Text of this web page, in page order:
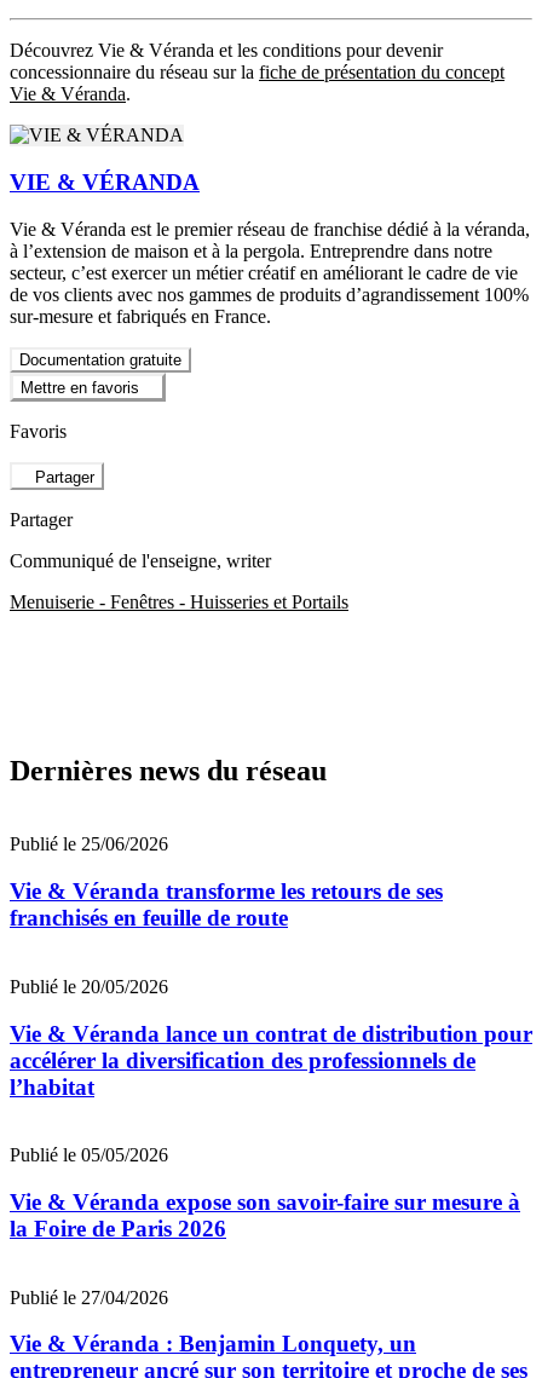
Découvrez Vie & Véranda et les conditions pour devenir
concessionnaire du réseau sur la fiche de présentation du concept
Vie & Véranda.
VIE & VÉRANDA
Vie & Véranda est le premier réseau de franchise dédié à la véranda,
à l’extension de maison et à la pergola. Entreprendre dans notre
secteur, c’est exercer un métier créatif en améliorant le cadre de vie
de vos clients avec nos gammes de produits d’agrandissement 100%
sur-mesure et fabriqués en France.
Documentation gratuite
Mettre en favoris
Favoris
Partager
Partager
Communiqué de l'enseigne, writer
Menuiserie - Fenêtres - Huisseries et Portails
Dernières news du réseau
Publié le 25/06/2026
Vie & Véranda transforme les retours de ses
franchisés en feuille de route
Publié le 20/05/2026
Vie & Véranda lance un contrat de distribution pour
accélérer la diversification des professionnels de
l’habitat
Publié le 05/05/2026
Vie & Véranda expose son savoir-faire sur mesure à
la Foire de Paris 2026
Publié le 27/04/2026
Vie & Véranda : Benjamin Lonquety, un
entrepreneur ancré sur son territoire et proche de ses